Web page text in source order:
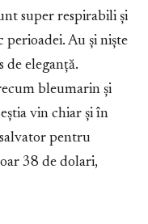
super respirabili și
perioadei. Au și niște
de eleganță.
bleumarin și
vin chiar și în
pentru
38 de dolari,